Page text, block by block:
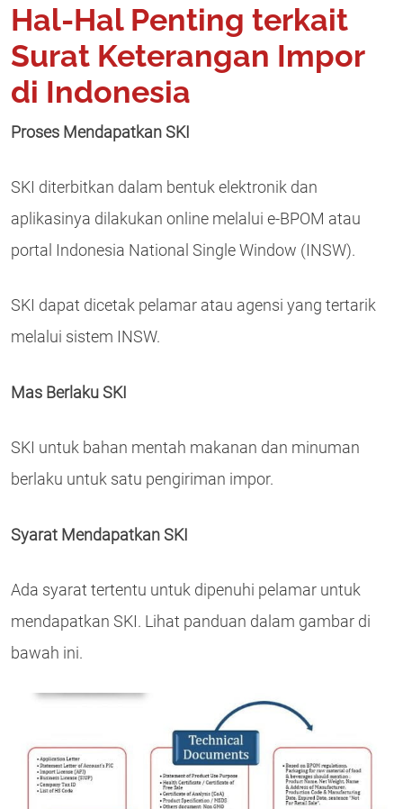
Hal-Hal Penting terkait
Surat Keterangan Impor
di Indonesia
Proses Mendapatkan SKI
SKI diterbitkan dalam bentuk elektronik dan
aplikasinya dilakukan online melalui e-BPOM atau
portal Indonesia National Single Window (INSW).
SKI dapat dicetak pelamar atau agensi yang tertarik
melalui sistem INSW.
Mas Berlaku SKI
SKI untuk bahan mentah makanan dan minuman
berlaku untuk satu pengiriman impor.
Syarat Mendapatkan SKI
Ada syarat tertentu untuk dipenuhi pelamar untuk
mendapatkan SKI. Lihat panduan dalam gambar di
bawah ini.